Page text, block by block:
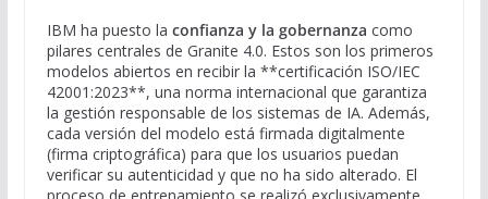
IBM ha puesto la confianza y la gobernanza como
pilares centrales de Granite 4.0. Estos son los primeros
modelos abiertos en recibir la **certificación ISO/IEC
42001:2023**, una norma internacional que garantiza
la gestión responsable de los sistemas de IA. Además,
cada versión del modelo está firmada digitalmente
(firma criptográfica) para que los usuarios puedan
verificar su autenticidad y que no ha sido alterado. El